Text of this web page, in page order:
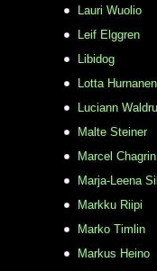
Lauri Wuolio
Leif Elggren
Libidog
Lotta Hurnanen
Luciann
Malte Steiner
Marcel Chagrin
Marja-Leena
Markku Riipi
Marko Timlin
Markus Heino